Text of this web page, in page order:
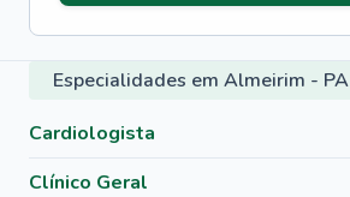
Especialidades em Almeirim - PA
Cardiologista
Clínico Geral